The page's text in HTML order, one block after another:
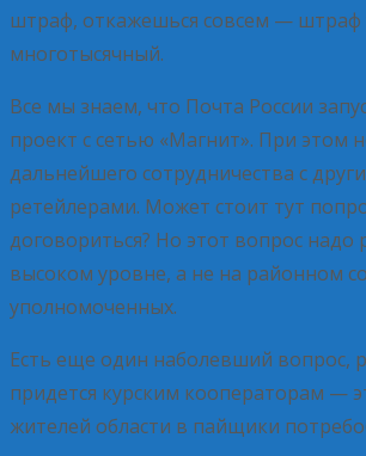
штраф, откажешься совсем — штраф
многотысячный.
Все мы знаем, что Почта России
проект с сетью «Магнит». При этом
дальнейшего сотрудничества с
ретейлерами. Может стоит тут
договориться? Но этот вопрос
высоком уровне, а не на районном
уполномоченных.
Есть еще один наболевший вопрос,
придется курским кооператорам —
жителей области в пайщики